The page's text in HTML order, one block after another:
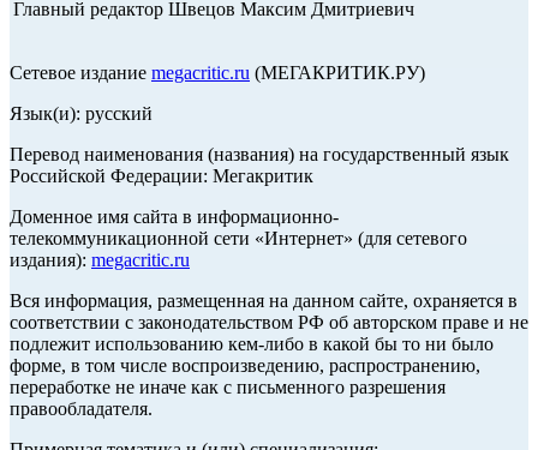
Главный редактор Швецов Максим Дмитриевич
Сетевое издание megacritic.ru (МЕГАКРИТИК.РУ)
Язык(и): русский
Перевод наименования (названия) на государственный язык
Российской Федерации: Мегакритик
Доменное имя сайта в информационно-
телекоммуникационной сети «Интернет» (для сетевого
издания): megacritic.ru
Вся информация, размещенная на данном сайте, охраняется в
соответствии с законодательством РФ об авторском праве и не
подлежит использованию кем-либо в какой бы то ни было
форме, в том числе воспроизведению, распространению,
переработке не иначе как с письменного разрешения
правообладателя.